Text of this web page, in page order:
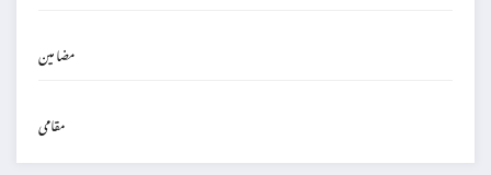
مضامین
مقامی